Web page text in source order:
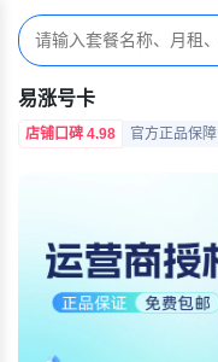
易涨号卡
店铺口碑 4.98 官方正品保障